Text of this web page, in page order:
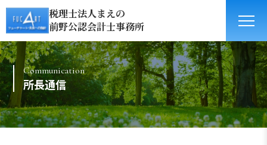
税理士法人まえの
前野公認会計士事務所
Communication
所長通信